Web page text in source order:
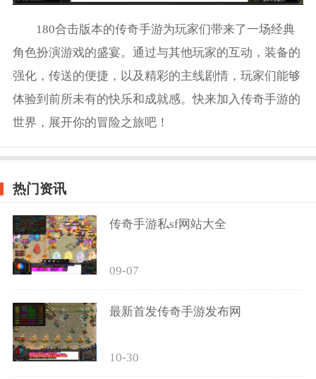
180合击版本的传奇手游为玩家们带来了一场经典
角色扮演游戏的盛宴。通过与其他玩家的互动，装备的
强化，传送的便捷，以及精彩的主线剧情，玩家们能够
体验到前所未有的快乐和成就感。快来加入传奇手游的
世界，展开你的冒险之旅吧！
热门资讯
传奇手游私sf网站大全
09-07
最新首发传奇手游发布网
10-30